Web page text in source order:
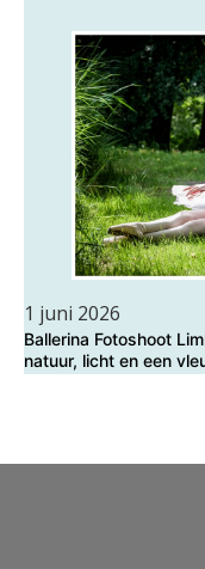
1 juni 2026
Ballerina Fotoshoot
natuur, licht en een